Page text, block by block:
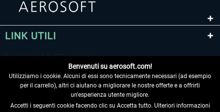
LINK UTILI
Benvenuti su aerosoft.com!
Utilizziamo i cookie. Alcuni di essi sono tecnicamente necessari (ad esempio
per il carrello), altri ci aiutano a migliorare le nostre offerte e a offrirti
un'esperienza utente migliore.
Accetti i seguenti cookie facendo clic su Accetta tutto. Ulteriori informazioni